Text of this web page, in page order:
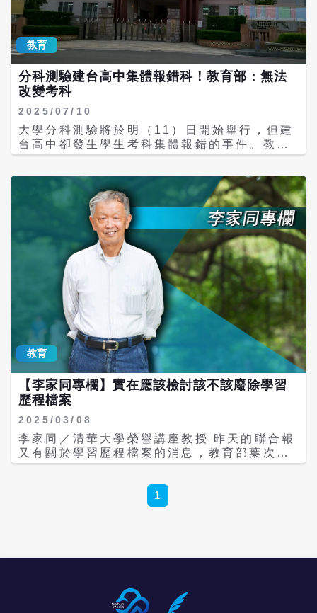
招生名額預計於7月28日起公告。
兼任代課及代理教師聘任辦法》第16條，明文
規範：「私立學校兼任代課及代理教師鐘點費
支給基準，不得低於公立學校兼任代課教師鐘
點費支給數額」，確保制度公平。 此外，公立
學校有明確的「基本授課節數」與超鐘點費標
準，但現行「高級中等教育法」第32條對私校
卻隻字未提，全交由各校「自行內控」。全教
總表示，這種缺乏國家標準的空白授權，已長
點費，使私校淪為血汗工廠。 不僅在職期間遭
剝削，私校教師的「退休保障」也面臨不公。
顯低於公校的15％。要真正改善私校待遇，必
須全面盤點在職薪資到退休生活。 全教總提出
三大勞權改革主張：首先，修正《高級中等教
育法》第32條，比照《國民教育法》，明文規
定私立高中職教師每週授課節數標準，由主管
機關定之。其次，落實《教師待遇條例》，私
校教師「學術研究加給」應依法比照公立學
校，嚴禁校方以財務為由隨意打折；修正鐘點
費相關辦法，明定兼任、代課教師鐘點費及專
任與代理教師超時授課鐘點費支給數額「不得
低於公立學校」。最後，提高退撫提撥比率，
將私校教師退撫提撥比率從12％提高至與公校
相同的15％，實質改善退休保障。
教育
分科測驗建台高中集體報錯科！教育部：無法
改變考科
2025/07/10
大學分科測驗將於明（11）日開始舉行，但建
台高中卻發生學生考科集體報錯的事件。教育
部今天上午表示，因為已於昨天將考生名冊、
平性，故無法讓受影響的23名考生改變考科。
國教署也會調查，在報名過程中有多個確認環
節，為何仍會發生失誤，並將對校方採取相關
將學生的考科集體報錯，導致原要報考生物的
學生變成考歷史，考歷史則報成考生物，共有
23名考生受到影響，引起各方關注。 教育部
主秘林伯樵指出，這幾天教育部已經與分科測
驗的承辦單位進行密切討論。報名期間從6月5
日至17日，學生透過學校集體報名，並在報名
後可上網確認資料的正確性，學校也會收到大
考中心的確認表，學生還需親自簽名確認。 林
伯樵指出，在7月8日接到建台校方的告知前，
均未收到任何反映，顯示在報名程序中多個確
認點上，考生和學校都沒有發現，「應該都有
一定的責任」，因為學生可能信賴學校，交由
樵強調，報名過程中經歷多個確認檢查點，出
現疏失讓教育部感到可惜。隨著考生名冊和考
卷已送往考區，無法改變受影響考生的科目；
瞭解報名狀況及是否有確保學生簽名確認的步
驟，並對學校做出相應處置。
教育
【李家同專欄】實在應該檢討該不該廢除學習
歷程檔案
2025/03/08
李家同／清華大學榮譽講座教授 昨天的聯合報
又有關於學習歷程檔案的消息，教育部葉次長
勸說不要幫助學生做虛假的學習歷程檔案。我
要用功念書，無須準備什麽檔案。 這則新聞是
說有一位學生的親友要幫助她製作醒目的學習
子是很不利的，因為他無法從課外活動或研究
中使自己的學習歷程檔案很漂亮。我們的確要
1